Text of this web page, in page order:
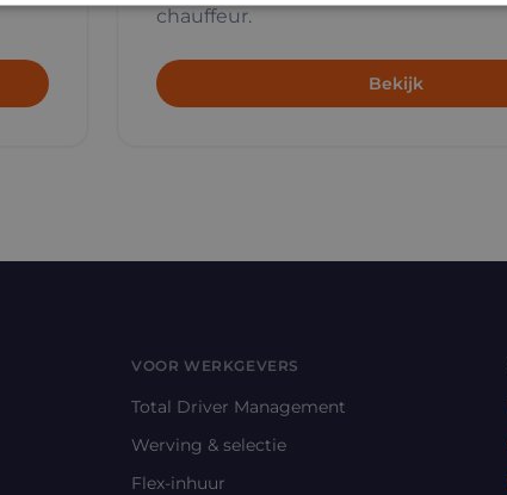
chauffeur.
Bekijk
VOOR WERKGEVERS
Total Driver Management
Werving & selectie
Flex-inhuur